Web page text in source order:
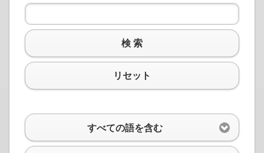
検 索
リセット
すべての語を含む